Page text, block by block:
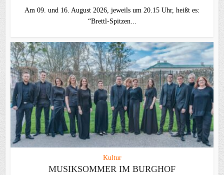
Am 09. und 16. August 2026, jeweils um 20.15 Uhr, heißt es:
“Brettl-Spitzen...
Kultur
MUSIKSOMMER IM BURGHOF